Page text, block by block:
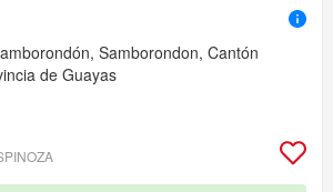
Samborondon, Cantón
de Guayas